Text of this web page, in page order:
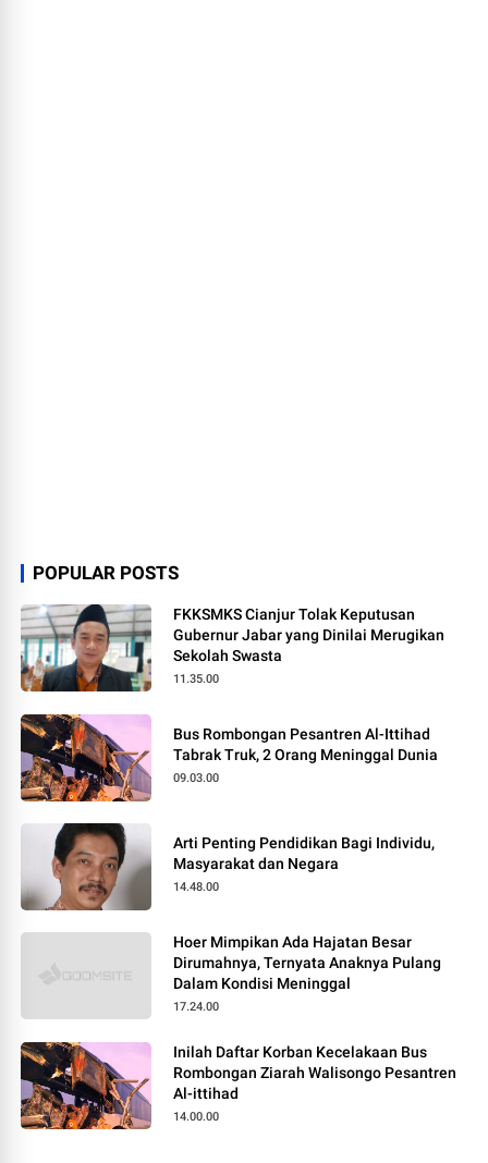
POPULAR POSTS
FKKSMKS Cianjur Tolak Keputusan
Gubernur Jabar yang Dinilai Merugikan
Sekolah Swasta
11.35.00
Bus Rombongan Pesantren Al-Ittihad
Tabrak Truk, 2 Orang Meninggal Dunia
09.03.00
Arti Penting Pendidikan Bagi Individu,
Masyarakat dan Negara
14.48.00
Hoer Mimpikan Ada Hajatan Besar
Dirumahnya, Ternyata Anaknya Pulang
Dalam Kondisi Meninggal
17.24.00
Inilah Daftar Korban Kecelakaan Bus
Rombongan Ziarah Walisongo Pesantren
Al-ittihad
14.00.00